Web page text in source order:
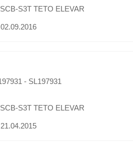
SCB-S3T TETO ELEVAR
02.09.2016
SCB-S3T TETO ELEVAR
21.04.2015